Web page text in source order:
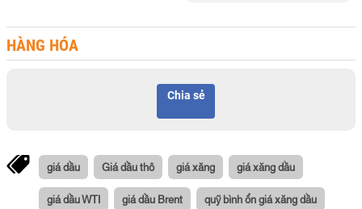
HÀNG HÓA
Chia sẻ
giá dầu Giá dầu thô giá xăng giá xăng dầu
giá dầu WTI giá dầu Brent quỹ bình ổn giá xăng dầu